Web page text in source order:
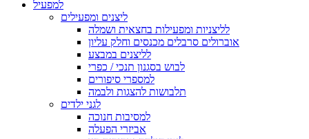
למפעיל
ליצנים ומפעילים
לליצניות ומפעילות בחצאית ושמלה
אוברולים סרבלים מכנסים וחלק עליון
לליצנים במבצע
לבוש בסגנון תנכי / כפרי
למספרי סיפורים
תלבושות להצגות ולבמה
לגני ילדים
למסיבות חנוכה
אביזרי הפעלה